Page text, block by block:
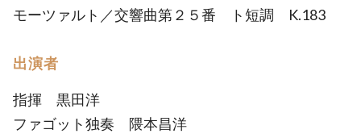
モーツァルト／交響曲第２５番 ト短調 K.183
出演者
指揮 黒田洋
ファゴット独奏 隈本昌洋